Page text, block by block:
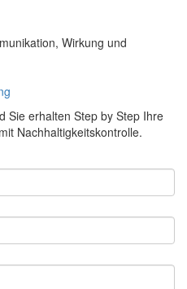
Wirkung und
Sie erhalten Step by Step Ihre
Nachhaltigkeitskontrolle.